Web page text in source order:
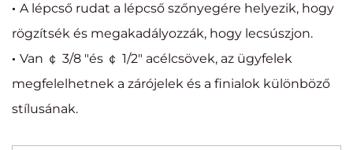
· A lépcső rudat a lépcső szőnyegére helyezik, hogy
rögzítsék és megakadályozzák, hogy lecsúszjon.
· Van ￠ 3/8 "és ￠ 1/2" acélcsövek, az ügyfelek
megfelelhetnek a zárójelek és a finialok különböző
stílusának.